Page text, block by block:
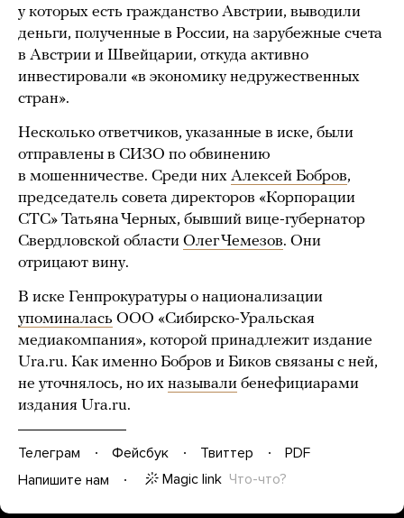
у которых есть гражданство Австрии, выводили
деньги, полученные в России, на зарубежные счета
в Австрии и Швейцарии, откуда активно
инвестировали «в экономику недружественных
стран».
Несколько ответчиков, указанные в иске, были
отправлены в СИЗО по обвинению
в мошенничестве. Среди них Алексей Бобров,
председатель совета директоров «Корпорации
СТС» Татьяна Черных, бывший вице-губернатор
Свердловской области Олег Чемезов. Они
отрицают вину.
В иске Генпрокуратуры о национализации
упоминалась ООО «Сибирско-Уральская
медиакомпания», которой принадлежит издание
Ura.ru. Как именно Бобров и Биков связаны с ней,
не уточнялось, но их называли бенефициарами
издания Ura.ru.
Телеграм Фейсбук Твиттер
PDF
Напишите нам
Magic link Что-что?